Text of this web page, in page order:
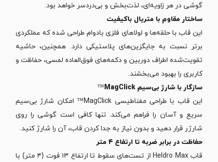
گوشی در هر زاویه‌ای، لذت‌بخش و بی‌دردسر خواهد بود.
ساختار مقاوم با متریال باکیفیت
این قاب با حلقه‌ها و لولاهای فلزی بادوام طراحی شده که عملکردی
برتر نسبت به جایگزین‌های پلاستیکی دارد. همچنین، حاشیه
تقویت‌شده اطراف دوربین و دکمه‌های فوق‌العاده لمسی، حفاظت و
کاربری را بهبود می‌بخشند.
سازگار با شارژ بی‌سیم MagClick™
این قاب با طراحی مغناطیسی MagClick™ امکان شارژ بی‌سیم
سریع و آسان را فراهم می‌کند. تنها کافی است گوشی را روی
شارژر قرار دهید و بدون نیاز به جدا کردن قاب، آن را شارژ کنید.
حفاظت در برابر ضربه تا ارتفاع ۴ متر
قاب Heldro Max از تست‌های سقوط تا ارتفاع ۱۳ فوت (۴ متر) با